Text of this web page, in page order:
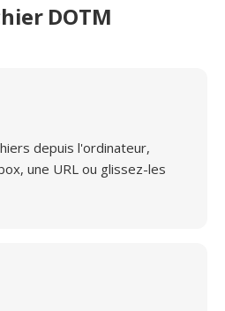
DOTM
depuis l'ordinateur,
une URL ou glissez-les